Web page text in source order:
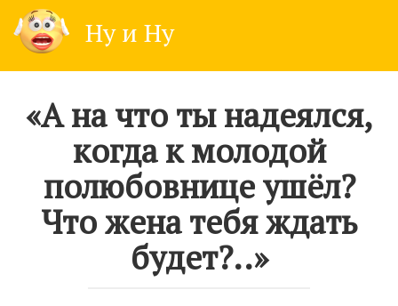
content
Ну и Ну
«А на что ты надеялся,
когда к молодой
полюбовнице ушёл?
Что жена тебя ждать
будет?..»